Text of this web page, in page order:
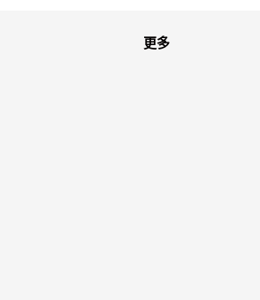
更多